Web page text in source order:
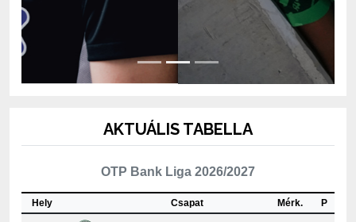
OTP Bank Liga 2026/2027
Csapat
1 ETO FC Győr 2 4